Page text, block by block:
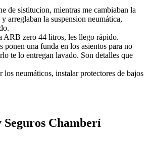
de sistitucion, mientras me cambiaban la
arreglaban la suspension neumática,
ARB zero 44 litros, les llego rápido.
ponen una funda en los asientos para no
te lo entregan lavado. Son detalles que
los neumáticos, instalar protectores de bajos
Chamberí